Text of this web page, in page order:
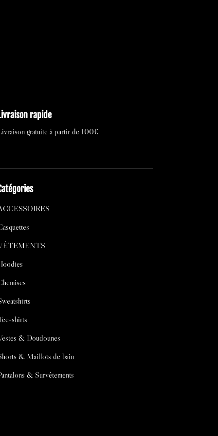
Livraison rapide
gratuite à partir de 100€
shirts
& Doudounes
& Maillots de bain
& Survêtements